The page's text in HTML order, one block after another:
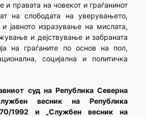
и правата на човекот и граѓанинот
на слободата на уверувањето,
јавното изразување на мислата,
и дејствување и забраната
на граѓаните по основ на пол,
социјална и политичка
суд на Република Северна
весник на Република
1992 и „Службен весник на